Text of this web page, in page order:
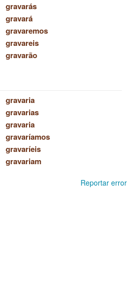
gravarás
gravará
gravaremos
gravareis
gravarão
gravaria
gravarias
gravaria
gravaríamos
gravaríeis
gravariam
Reportar error